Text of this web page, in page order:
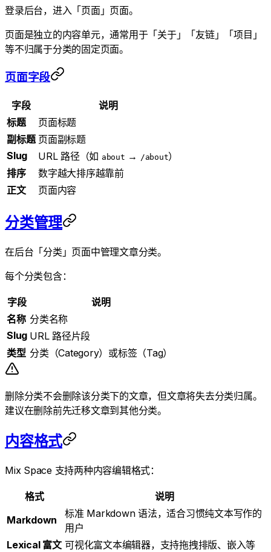
登录后台，进入「页面」页面。
页面是独立的内容单元，通常用于「关于」「友链」「项目」
等不归属于分类的固定页面。
页面字段
字段
说明
标题
页面标题
副标题 页面副标题
Slug
URL 路径（如 about → /about）
排序
数字越大排序越靠前
正文
页面内容
分类管理
在后台「分类」页面中管理文章分类。
每个分类包含：
字段
说明
名称 分类名称
Slug URL 路径片段
类型 分类（Category）或标签（Tag）
删除分类不会删除该分类下的文章，但文章将失去分类归属。
建议在删除前先迁移文章到其他分类。
内容格式
Mix Space 支持两种内容编辑格式：
格式
说明
Markdown
标准 Markdown 语法，适合习惯纯文本写作的
用户
Lexical 富文 可视化富文本编辑器，支持拖拽排版、嵌入等